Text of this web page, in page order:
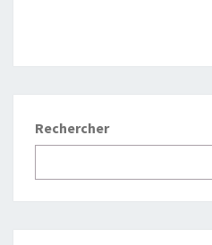
Rechercher